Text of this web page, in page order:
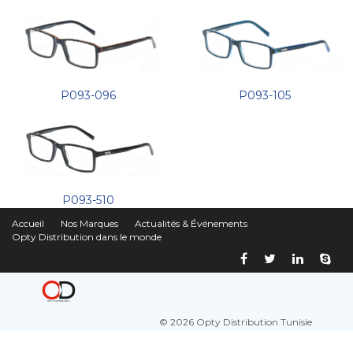
P093-096 P093-105
P093-510
Accueil Nos Marques
Actualités & Événements
Opty Distribution dans le monde
© 2026 Opty Distribution Tunisie